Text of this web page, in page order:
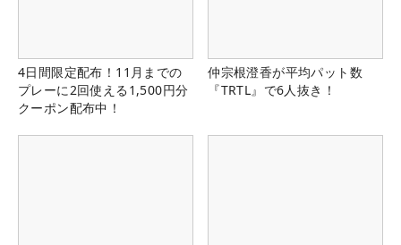
4日間限定配布！11月までの
プレーに2回使える1,500円分
クーポン配布中！
仲宗根澄香が平均パット数
『TRTL』で6人抜き！